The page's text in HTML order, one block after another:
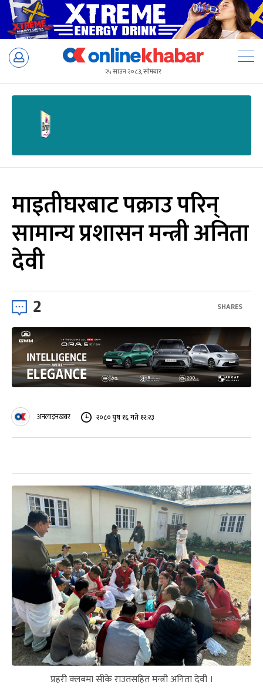
Skip
२५ साउन २०८३, सोमबार
माइतीघरबाट पक्राउ परिन्
सामान्य प्रशासन मन्त्री अनिता
देवी
2 SHARES
अनलाइनखबर २०८० पुष १६ गते १२:२३
प्रहरी क्लबमा सीके राउतसहित मन्त्री अनिता देवी ।